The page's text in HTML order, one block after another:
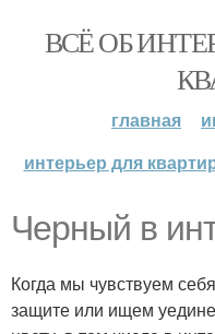
ВСЁ ОБ
главная
интерьер для
Черный в
Когда мы чувствуем
защите или ищем